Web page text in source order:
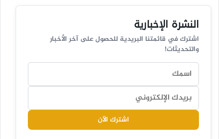
النشرة الإخبارية
اشترك في قائمتنا البريدية للحصول على آخر الأخبار
والتحديثات!
اشترك الآن